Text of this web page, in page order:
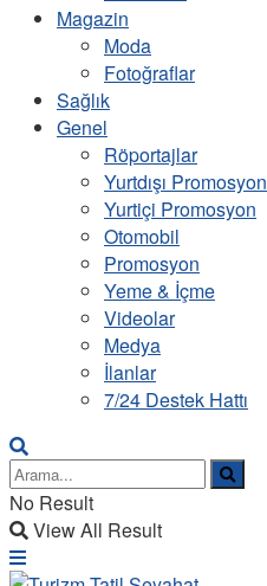
Magazin
Moda
Fotoğraflar
Sağlık
Genel
Röportajlar
Yurtdışı Promosyon
Yurtiçi Promosyon
Otomobil
Promosyon
Yeme & İçme
Videolar
Medya
İlanlar
7/24 Destek Hattı
No Result
View All Result